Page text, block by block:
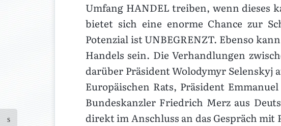
Umfang HANDEL treiben, wenn dieses
bietet sich eine enorme Chance zur
Potenzial ist UNBEGRENZT. Ebenso
Handels sein. Die Verhandlungen
darüber Präsident Wolodymyr Selenskyj
Europäischen Rats, Präsident
Bundeskanzler Friedrich Merz aus
direkt im Anschluss an das Gespräch